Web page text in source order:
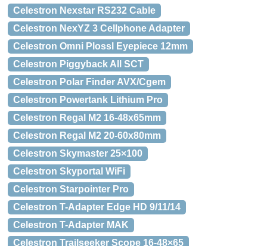
Celestron Nexstar RS232 Cable
Celestron NexYZ 3 Cellphone Adapter
Celestron Omni Plossl Eyepiece 12mm
Celestron Piggyback All SCT
Celestron Polar Finder AVX/Cgem
Celestron Powertank Lithium Pro
Celestron Regal M2 16-48x65mm
Celestron Regal M2 20-60x80mm
Celestron Skymaster 25×100
Celestron Skyportal WiFi
Celestron Starpointer Pro
Celestron T-Adapter Edge HD 9/11/14
Celestron T-Adapter MAK
Celestron Trailseeker Scope 16-48×65